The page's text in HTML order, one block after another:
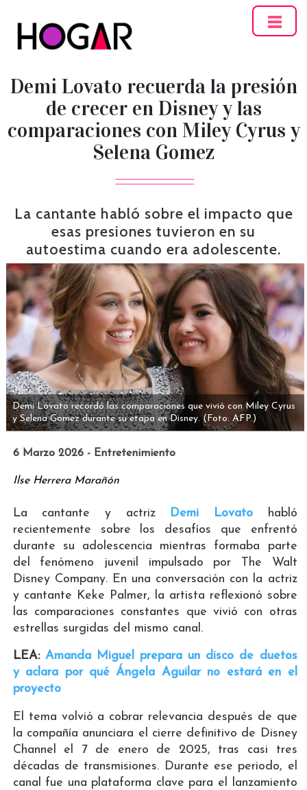
Demi Lovato recuerda la presión
de crecer en Disney y las
comparaciones con Miley Cyrus y
Selena Gomez
La cantante habló sobre el impacto que
esas presiones tuvieron en su
autoestima cuando era adolescente.
Demi Lovato recordó las comparaciones que vivió con Miley Cyrus
y Selena Gomez durante su etapa en Disney. (Foto: AFP.)
6 Marzo 2026 - Entretenimiento
Ilse Herrera Marañón
La cantante y actriz Demi Lovatohabló
recientemente sobre los desafíos que enfrentó
durante su adolescencia mientras formaba parte
del fenómeno juvenil impulsado por The Walt
Disney Company. En una conversación con la actriz
y cantante Keke Palmer, la artista reflexionó sobre
las comparaciones constantes que vivió con otras
estrellas surgidas del mismo canal.
LEA: Amanda Miguel prepara un disco de duetos
y aclara por qué Ángela Aguilar no estará en el
proyecto
El tema volvió a cobrar relevancia después de que
la compañía anunciara el cierre definitivo de Disney
Channel el 7 de enero de 2025, tras casi tres
décadas de transmisiones. Durante ese periodo, el
canal fue una plataforma clave para el lanzamiento